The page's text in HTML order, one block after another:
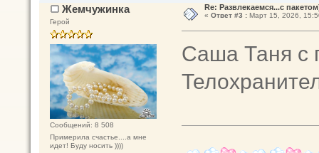
Жемчужинка
Герой
Сообщений: 8 508
Примерила счастье....а мне
идет! Буду носить ))))
Re: Развлекаемся...с
« Ответ #3 :Март 15, 2026,
Саша Таня с